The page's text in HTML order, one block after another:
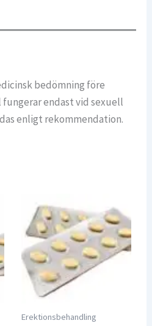
bedömning före
endast vid sexuell
enligt rekommendation.
Erektionsbehandling